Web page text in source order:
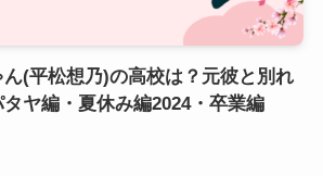
(平松想乃)の高校は？元彼と別れ
ヤ編・夏休み編2024・卒業編